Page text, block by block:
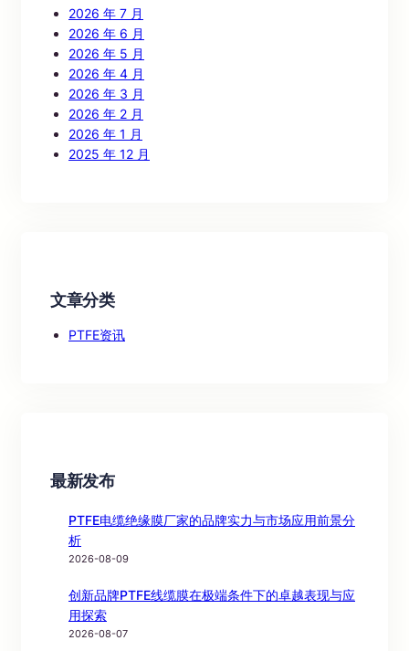
2026 年 7 月
2026 年 6 月
2026 年 5 月
2026 年 4 月
2026 年 3 月
2026 年 2 月
2026 年 1 月
2025 年 12 月
文章分类
PTFE资讯
最新发布
PTFE电缆绝缘膜厂家的品牌实力与市场应用前景分
析
2026-08-09
创新品牌PTFE线缆膜在极端条件下的卓越表现与应
用探索
2026-08-07